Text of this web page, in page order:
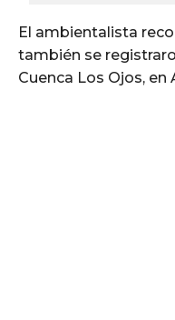
El ambientalista
también se
Cuenca Los Ojos, en